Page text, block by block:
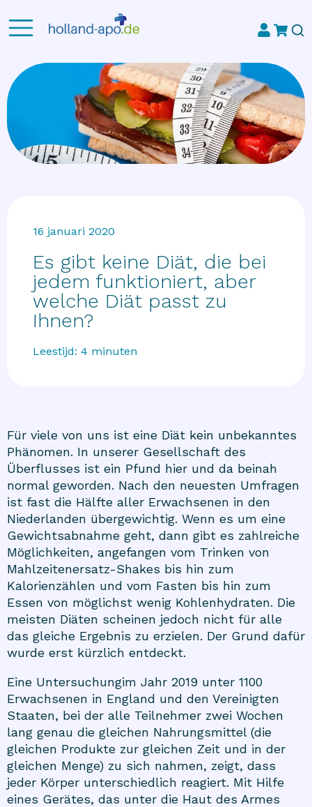
16 januari 2020
Es gibt keine Diät, die bei
jedem funktioniert, aber
welche Diät passt zu
Ihnen?
Leestijd:4 minuten
Für viele von uns ist eine Diät kein unbekanntes
Phänomen. In unserer Gesellschaft des
Überflusses ist ein Pfund hier und da beinah
normal geworden. Nach den neuesten Umfragen
ist fast die Hälfte aller Erwachsenen in den
Niederlanden übergewichtig. Wenn es um eine
Gewichtsabnahme geht, dann gibt es zahlreiche
Möglichkeiten, angefangen vom Trinken von
Mahlzeitenersatz-Shakes bis hin zum
Kalorienzählen und vom Fasten bis hin zum
Essen von möglichst wenig Kohlenhydraten. Die
meisten Diäten scheinen jedoch nicht für alle
das gleiche Ergebnis zu erzielen. Der Grund dafür
wurde erst kürzlich entdeckt.
Eine Untersuchungim Jahr 2019 unter 1100
Erwachsenen in England und den Vereinigten
Staaten, bei der alle Teilnehmer zwei Wochen
lang genau die gleichen Nahrungsmittel (die
gleichen Produkte zur gleichen Zeit und in der
gleichen Menge) zu sich nahmen, zeigt, dass
jeder Körper unterschiedlich reagiert. Mit Hilfe
eines Gerätes, das unter die Haut des Armes